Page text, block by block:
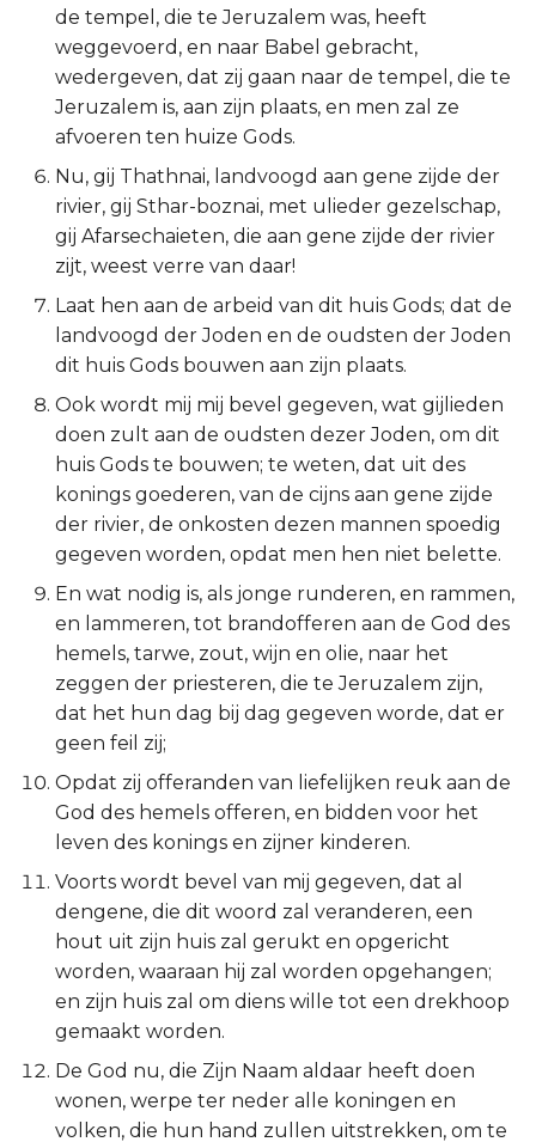
1 Thessalonicenzen
2 Thessalonicenzen
1 Timótheüs
2 Timótheüs
Titus
Filémon
Hebreeën
Jakobus
1 Petrus
2 Petrus
1 Johannes
2 Johannes
3 Johannes
Judas
Openbaring
de tempel, die te Jeruzalem was, heeft
weggevoerd, en naar Babel gebracht,
wedergeven, dat zij gaan naar de tempel, die te
Jeruzalem is, aan zijn plaats, en men zal ze
afvoeren ten huize Gods.
Nu, gij Thathnai, landvoogd aan gene zijde der
rivier, gij Sthar-boznai, met ulieder gezelschap,
gij Afarsechaieten, die aan gene zijde der rivier
zijt, weest verre van daar!
Laat hen aan de arbeid van dit huis Gods; dat de
landvoogd der Joden en de oudsten der Joden
dit huis Gods bouwen aan zijn plaats.
Ook wordt mij mij bevel gegeven, wat gijlieden
doen zult aan de oudsten dezer Joden, om dit
huis Gods te bouwen; te weten, dat uit des
konings goederen, van de cijns aan gene zijde
der rivier, de onkosten dezen mannen spoedig
gegeven worden, opdat men hen niet belette.
En wat nodig is, als jonge runderen, en rammen,
en lammeren, tot brandofferen aan de God des
hemels, tarwe, zout, wijn en olie, naar het
zeggen der priesteren, die te Jeruzalem zijn,
dat het hun dag bij dag gegeven worde, dat er
geen feil zij;
Opdat zij offeranden van liefelijken reuk aan de
God des hemels offeren, en bidden voor het
leven des konings en zijner kinderen.
Voorts wordt bevel van mij gegeven, dat al
dengene, die dit woord zal veranderen, een
hout uit zijn huis zal gerukt en opgericht
worden, waaraan hij zal worden opgehangen;
en zijn huis zal om diens wille tot een drekhoop
gemaakt worden.
De God nu, die Zijn Naam aldaar heeft doen
wonen, werpe ter neder alle koningen en
volken, die hun hand zullen uitstrekken, om te